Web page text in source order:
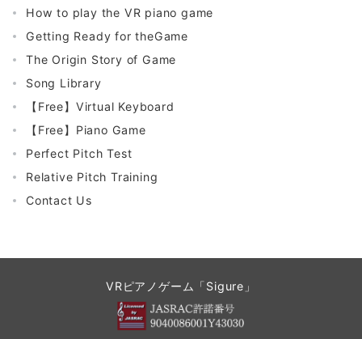
How to play the VR piano game
Getting Ready for theGame
The Origin Story of Game
Song Library
【Free】Virtual Keyboard
【Free】Piano Game
Perfect Pitch Test
Relative Pitch Training
Contact Us
VRピアノゲーム「Sigure」